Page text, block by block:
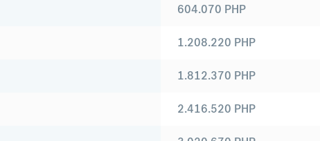
604.070 PHP
1.208.220 PHP
1.812.370 PHP
2.416.520 PHP